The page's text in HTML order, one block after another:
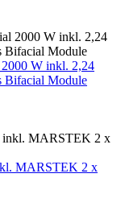
W inkl. 2,24
Bifacial Module
MARSTEK 2 x